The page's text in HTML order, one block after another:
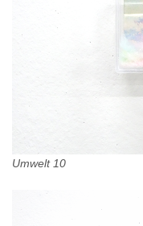
Umwelt 10